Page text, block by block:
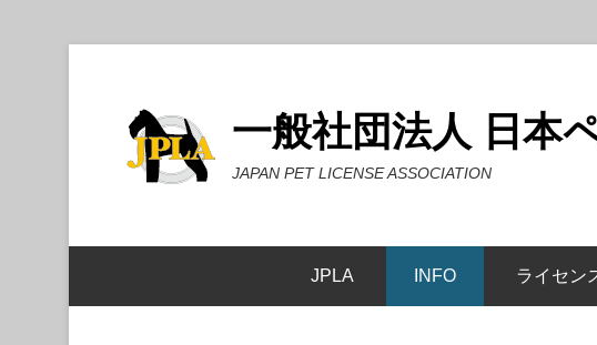
一般社団法人 日本
JAPAN PET LICENSE ASSOCIATION
JPLA INFO ライセン